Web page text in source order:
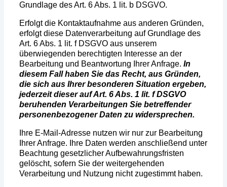
Grundlage des Art. 6 Abs. 1 lit. b DSGVO.
Erfolgt die Kontaktaufnahme aus anderen Gründen,
erfolgt diese Datenverarbeitung auf Grundlage des
Art. 6 Abs. 1 lit. f DSGVO aus unserem
überwiegenden berechtigten Interesse an der
Bearbeitung und Beantwortung Ihrer Anfrage. In
diesem Fall haben Sie das Recht, aus Gründen,
die sich aus Ihrer besonderen Situation ergeben,
jederzeit dieser auf Art. 6 Abs. 1 lit. f DSGVO
beruhenden Verarbeitungen Sie betreffender
personenbezogener Daten zu widersprechen.
Ihre E-Mail-Adresse nutzen wir nur zur Bearbeitung
Ihrer Anfrage. Ihre Daten werden anschließend unter
Beachtung gesetzlicher Aufbewahrungsfristen
gelöscht, sofern Sie der weitergehenden
Verarbeitung und Nutzung nicht zugestimmt haben.